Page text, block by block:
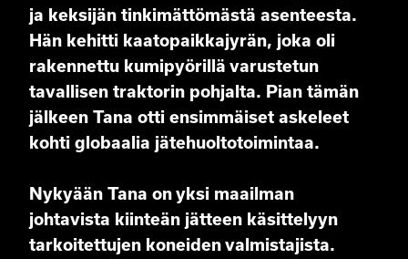
ja keksijän tinkimättömästä asenteesta.
Hän kehitti kaatopaikkajyrän, joka oli
rakennettu kumipyörillä varustetun
tavallisen traktorin pohjalta. Pian tämän
jälkeen Tana otti ensimmäiset askeleet
kohti globaalia jätehuoltotoimintaa.
Nykyään Tana on yksi maailman
johtavista kiinteän jätteen käsittelyyn
tarkoitettujen koneiden valmistajista.